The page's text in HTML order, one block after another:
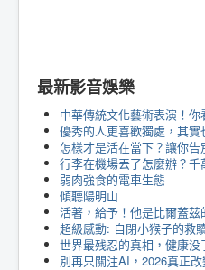
最新影音娛樂
中華傳統文化藝術表演！你
優秀的人更喜歡獨處，其實
怎樣才是活在當下？讓你
行李在機場丟了怎麼辦？千
弱肉強食的電車生態
傾聽陽明山
活著，給予！他是比爾蓋茲
超級感動: 自閉小猴子的救
世界最残忍的真相，健康没
別再只關注AI，2026真正